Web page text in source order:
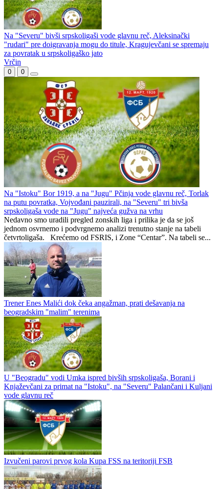
Na "Severu" bivši srpskoligaši vode glavnu reč, Aleksinački
"rudari" pre doigravanja mogu do titule, Kragujevčani se spremaju
za povratak u srpskoligaško jato
Vrčin
0 0
Na "Istoku" Bor 1919, a na "Jugu" Pčinja vode glavnu reč, Torlak
na putu povratka, Vojvođani pauzirali, na "Severu" tri bivša
srpskoligaša vode na "Jugu" najveća gužva na vrhu
Nedavno smo uradili pregled zonskih liga i prilika je da se još
jednom osvrnemo i podvrgnemo analizi trenutno stanje na tabeli
četvrtoligaša. Krećemo od FSRIS, i Zone “Centar”. Na tabeli se...
Trener Enes Malići dok čeka angažman, prati dešavanja na
beogradskim "malim" terenima
U "Beogradu" vodi Umka ispred bivših srpskoligaša, Borani i
Knjaževčani za primat na "Istoku", na "Severu" Palančani i Kuljani
vode glavnu reč
Izvučeni parovi prvog kola Kupa FSS na teritoriji FSB